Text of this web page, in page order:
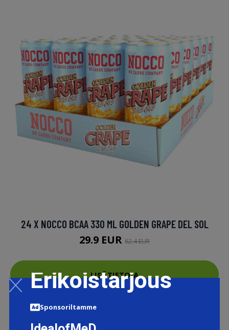
24 X NOCCO BCAA 330 ML GOLDEN GRAPE DEL SOL
29.9 EUR 62.4 EUR
LISÄTIETOJA
Erikoistarjous
Sponsoriltamme